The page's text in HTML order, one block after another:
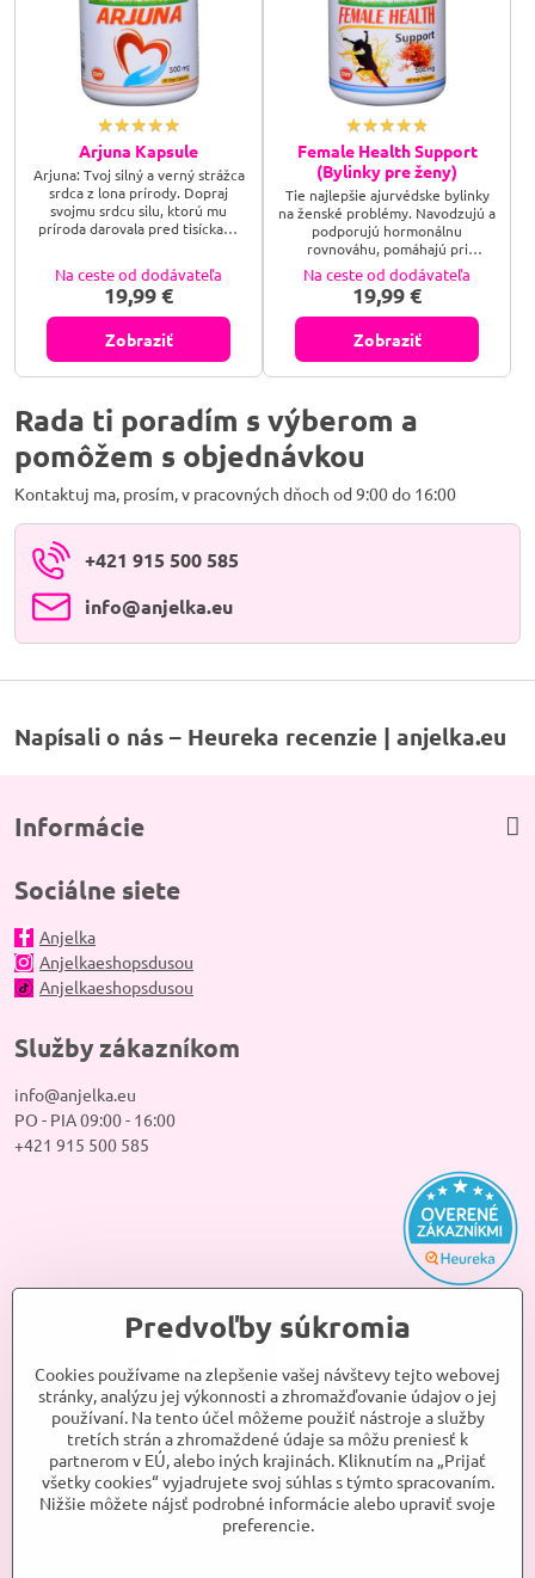
Arjuna Kapsule
Arjuna: Tvoj silný a verný strážca
srdca z lona prírody. Dopraj
svojmu srdcu silu, ktorú mu
príroda darovala pred tisíckami
svoj tlak a pocíť pokoj, ktorý
prichádza s pevným zdravím!
Arjuna je v ajurvéde
najuznávanejším tonikom pre
srdce, ktoré prirodzenou cestou
Na ceste od dodávateľa
19,99 €
Zobraziť
Female Health Support
(Bylinky pre ženy)
Tie najlepšie ajurvédske bylinky
na ženské problémy. Navodzujú a
podporujú hormonálnu
rovnováhu, pomáhajú pri
problémoch s menštruáciou
(príliš krátky alebo dlhý
menštruačný cyklus, príliš silná či
slabá menštruácia, bolestivá
menštruácia atď.)
Na ceste od dodávateľa
19,99 €
Zobraziť
Rada ti poradím s výberom a
pomôžem s objednávkou
Kontaktuj ma, prosím, v pracovných dňoch od 9:00 do 16:00
+421 915 500 585
info​@anjelka​.eu
Napísali o nás – Heureka recenzie | anjelka.eu
Informácie
Sociálne siete
Anjelka
Anjelkaeshopsdusou
Anjelkaeshopsdusou
Služby zákazníkom
info@anjelka.eu
PO - PIA 09:00 - 16:00
+421 915 500 585
Predvoľby súkromia
Cookies používame na zlepšenie vašej návštevy tejto webovej
stránky, analýzu jej výkonnosti a zhromažďovanie údajov o jej
používaní. Na tento účel môžeme použiť nástroje a služby
tretích strán a zhromaždené údaje sa môžu preniesť k
partnerom v EÚ, alebo iných krajinách. Kliknutím na „Prijať
všetky cookies“ vyjadrujete svoj súhlas s týmto spracovaním.
Nižšie môžete nájsť podrobné informácie alebo upraviť svoje
preferencie.